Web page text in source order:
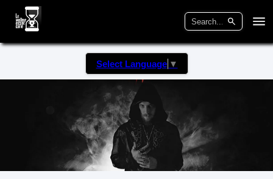
Select Language ▼